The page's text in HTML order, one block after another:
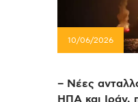
10/06/2026
– Νέες
ΗΠΑ και Ιράν,